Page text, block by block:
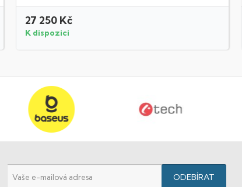
27 250 Kč
K dispozici